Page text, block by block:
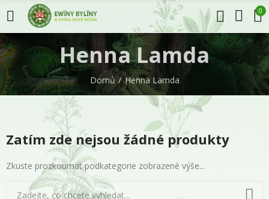
0
Henna Lamda
Domů Henna Lamda
Zatím zde nejsou žádné produkty
Zkuste prozkoumat podkategorie zobrazené výše...